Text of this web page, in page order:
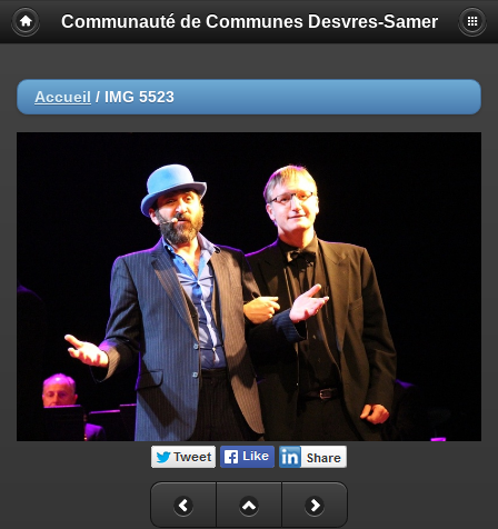
Communauté de Communes Desvres-Samer
Accueil / IMG 5523